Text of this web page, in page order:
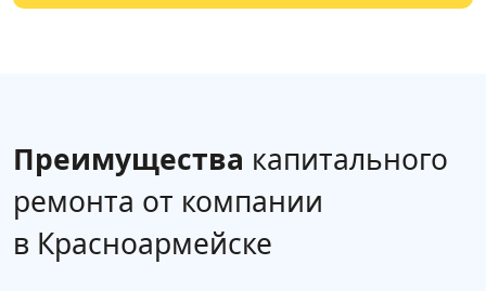
Преимущества капитального
ремонта от компании
в Красноармейске